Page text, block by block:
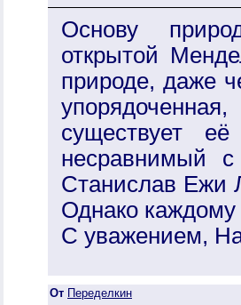
Основу
открытой
природе, даже
существует
несравнимый с
Станислав Ежи
Однако каждому
С уважением,
От Переделкин